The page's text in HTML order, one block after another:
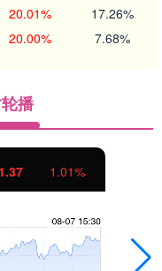
20.01% 17.26%
20.00% 7.68%
播
47.56 1.35%